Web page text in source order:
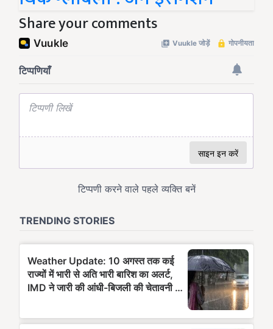
Share your comments